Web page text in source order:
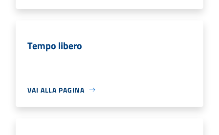
Tempo libero
VAI ALLA PAGINA